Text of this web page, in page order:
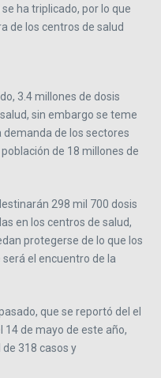
ha triplicado, por lo que
de los centros de salud
3.4 millones de dosis
sin embargo se teme
de los sectores
de 18 millones de
298 mil 700 dosis
en los centros de salud,
protegerse de lo que los
el encuentro de la
que se reportó del el
14 de mayo de este año,
318 casos y